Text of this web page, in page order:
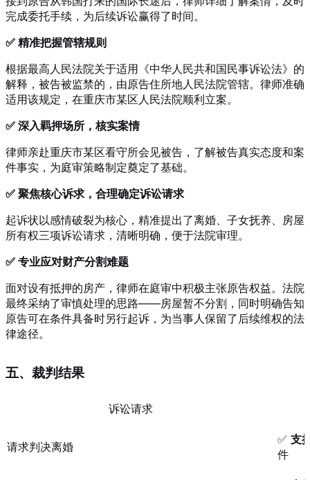
完成委托手续，为后续诉讼赢得了时间。
✅ 精准把握管辖规则
根据最高人民法院关于适用《中华人民共和国民事诉讼法》的
解释，被告被监禁的，由原告住所地人民法院管辖。律师准确
适用该规定，在重庆市某区人民法院顺利立案。
✅ 深入羁押场所，核实案情
律师亲赴重庆市某区看守所会见被告，了解被告真实态度和案
件事实，为庭审策略制定奠定了基础。
✅ 聚焦核心诉求，合理确定诉讼请求
起诉状以感情破裂为核心，精准提出了离婚、子女抚养、房屋
所有权三项诉讼请求，清晰明确，便于法院审理。
✅ 专业应对财产分割难题
面对设有抵押的房产，律师在庭审中积极主张原告权益。法院
最终采纳了审慎处理的思路——房屋暂不分割，同时明确告知
原告可在条件具备时另行起诉，为当事人保留了后续维权的法
律途径。
五、裁判结果
诉讼请求
请求判决离婚
✅ 支
件